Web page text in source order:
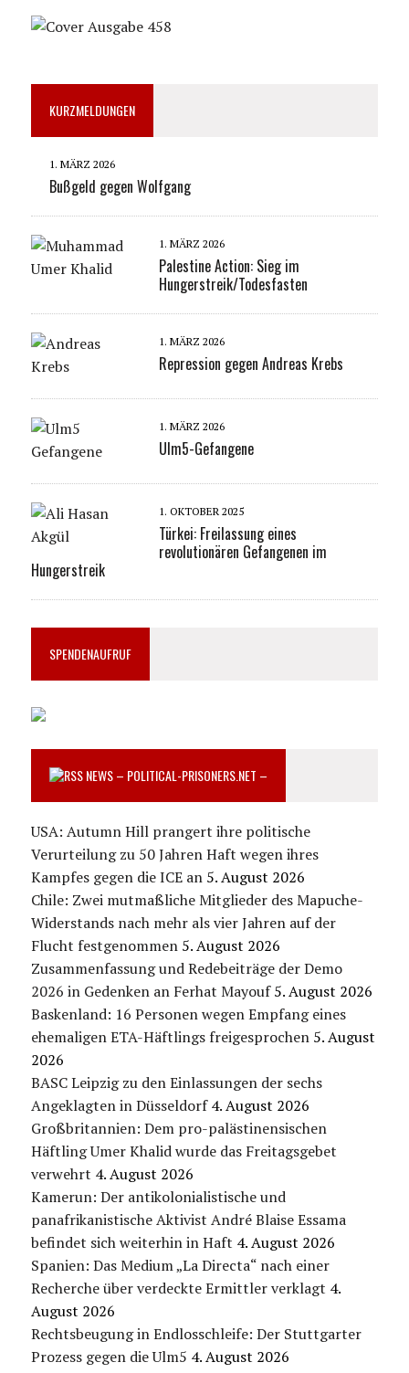
KURZMELDUNGEN
1. MÄRZ 2026
Bußgeld gegen Wolfgang
1. MÄRZ 2026
Palestine Action: Sieg im
Hungerstreik/Todesfasten
1. MÄRZ 2026
Repression gegen Andreas Krebs
1. MÄRZ 2026
Ulm5-Gefangene
1. OKTOBER 2025
Türkei: Freilassung eines
revolutionären Gefangenen im
Hungerstreik
SPENDENAUFRUF
NEWS – POLITICAL-PRISONERS.NET –
USA: Autumn Hill prangert ihre politische
Verurteilung zu 50 Jahren Haft wegen ihres
Kampfes gegen die ICE an 5. August 2026
Chile: Zwei mutmaßliche Mitglieder des Mapuche-
Widerstands nach mehr als vier Jahren auf der
Flucht festgenommen 5. August 2026
Zusammenfassung und Redebeiträge der Demo
2026 in Gedenken an Ferhat Mayouf 5. August 2026
Baskenland: 16 Personen wegen Empfang eines
ehemaligen ETA-Häftlings freigesprochen 5. August
2026
BASC Leipzig zu den Einlassungen der sechs
Angeklagten in Düsseldorf 4. August 2026
Großbritannien: Dem pro-palästinensischen
Häftling Umer Khalid wurde das Freitagsgebet
verwehrt 4. August 2026
Kamerun: Der antikolonialistische und
panafrikanistische Aktivist André Blaise Essama
befindet sich weiterhin in Haft 4. August 2026
Spanien: Das Medium „La Directa“ nach einer
Recherche über verdeckte Ermittler verklagt 4.
August 2026
Rechtsbeugung in Endlosschleife: Der Stuttgarter
Prozess gegen die Ulm5 4. August 2026